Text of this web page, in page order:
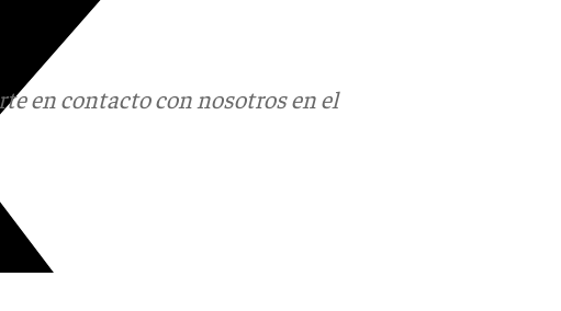
en contacto con nosotros en el